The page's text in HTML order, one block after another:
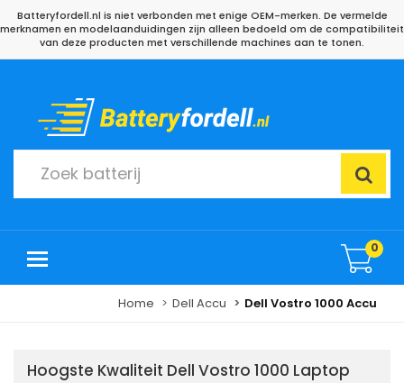
Batteryfordell.nl is niet verbonden met enige OEM-merken. De vermelde
merknamen en modelaanduidingen zijn alleen bedoeld om de compatibiliteit
van deze producten met verschillende machines aan te tonen.
0
Home Dell Accu Dell Vostro 1000 Accu
Hoogste Kwaliteit Dell Vostro 1000 Laptop